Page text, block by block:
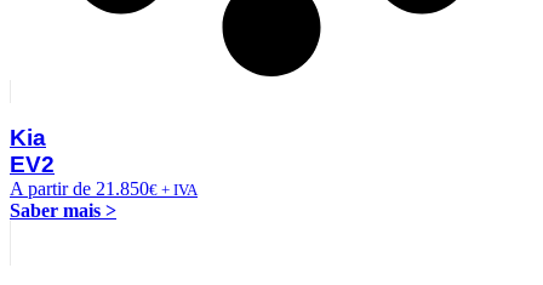
Kia
EV2
A partir de 21.850€ + IVA
Saber mais >